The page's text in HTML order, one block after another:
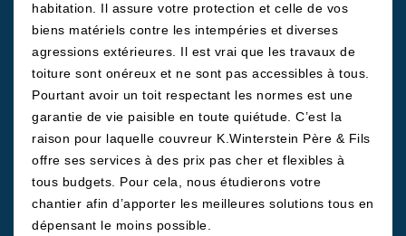
habitation. Il assure votre protection et celle de vos
biens matériels contre les intempéries et diverses
agressions extérieures. Il est vrai que les travaux de
toiture sont onéreux et ne sont pas accessibles à tous.
Pourtant avoir un toit respectant les normes est une
garantie de vie paisible en toute quiétude. C’est la
raison pour laquelle couvreur K.Winterstein Père & Fils
offre ses services à des prix pas cher et flexibles à
tous budgets. Pour cela, nous étudierons votre
chantier afin d’apporter les meilleures solutions tous en
dépensant le moins possible.